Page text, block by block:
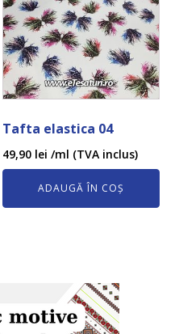
Tafta elastica 04
49,90 lei /ml (TVA inclus)
ADAUGĂ ÎN COȘ